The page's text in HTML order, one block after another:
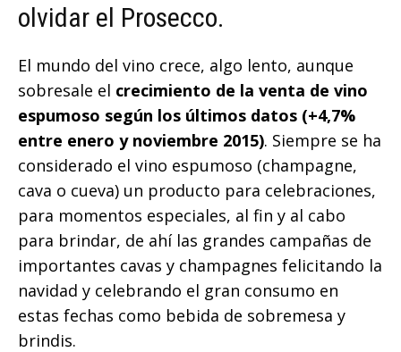
olvidar el Prosecco.
El mundo del vino crece, algo lento, aunque
sobresale el crecimiento de la venta de vino
espumoso según los últimos datos (+4,7%
entre enero y noviembre 2015). Siempre se ha
considerado el vino espumoso (champagne,
cava o cueva) un producto para celebraciones,
para momentos especiales, al fin y al cabo
para brindar, de ahí las grandes campañas de
importantes cavas y champagnes felicitando la
navidad y celebrando el gran consumo en
estas fechas como bebida de sobremesa y
brindis.